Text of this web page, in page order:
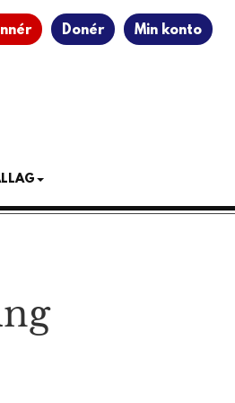
Donér Min konto